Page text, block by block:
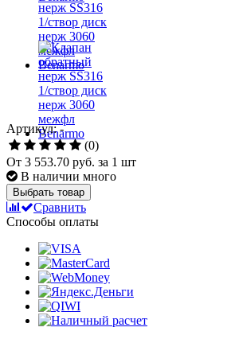
Артикул: -
(0)
От 3 553.70 руб. за 1 шт
В наличии много
Выбрать товар
Сравнить
Способы оплаты